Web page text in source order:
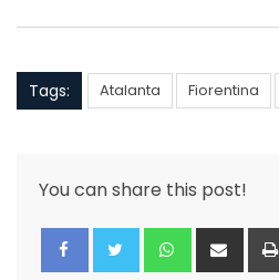
Tags: Atalanta Fiorentina
You can share this post!
Whatsapp
Share
via